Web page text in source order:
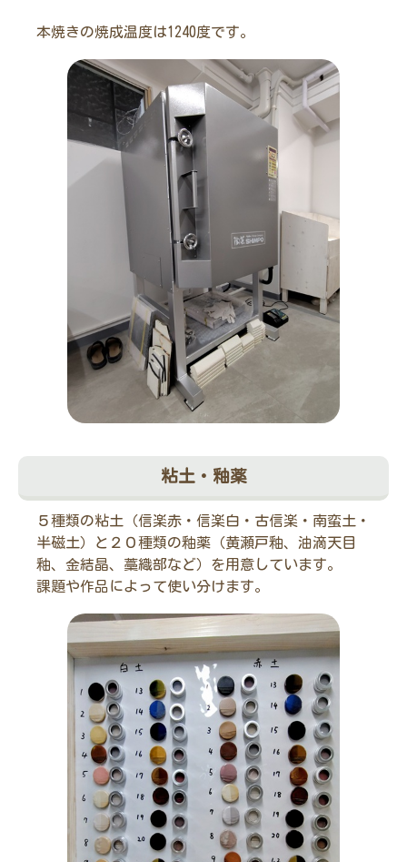
本焼きの焼成温度は1240度です。
粘土・釉薬
５種類の粘土（信楽赤・信楽白・古信楽・南蛮土・
半磁土）と２０種類の釉薬（黄瀬戸釉、油滴天目
釉、金結晶、藁織部など）を用意しています。
課題や作品によって使い分けます。